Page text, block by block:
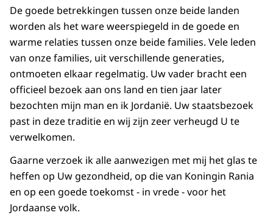
De goede betrekkingen tussen onze beide landen
worden als het ware weerspiegeld in de goede en
warme relaties tussen onze beide families. Vele leden
van onze families, uit verschillende generaties,
ontmoeten elkaar regelmatig. Uw vader bracht een
officieel bezoek aan ons land en tien jaar later
bezochten mijn man en ik Jordanië. Uw staatsbezoek
past in deze traditie en wij zijn zeer verheugd U te
verwelkomen.
Gaarne verzoek ik alle aanwezigen met mij het glas te
heffen op Uw gezondheid, op die van Koningin Rania
en op een goede toekomst - in vrede - voor het
Jordaanse volk.